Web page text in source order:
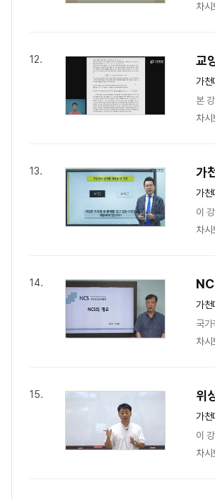
차시
12. 교
가천
본
차시
13. 가
가천
이
차시
14.
가천
국
차시
15. 위
가천
이
차시